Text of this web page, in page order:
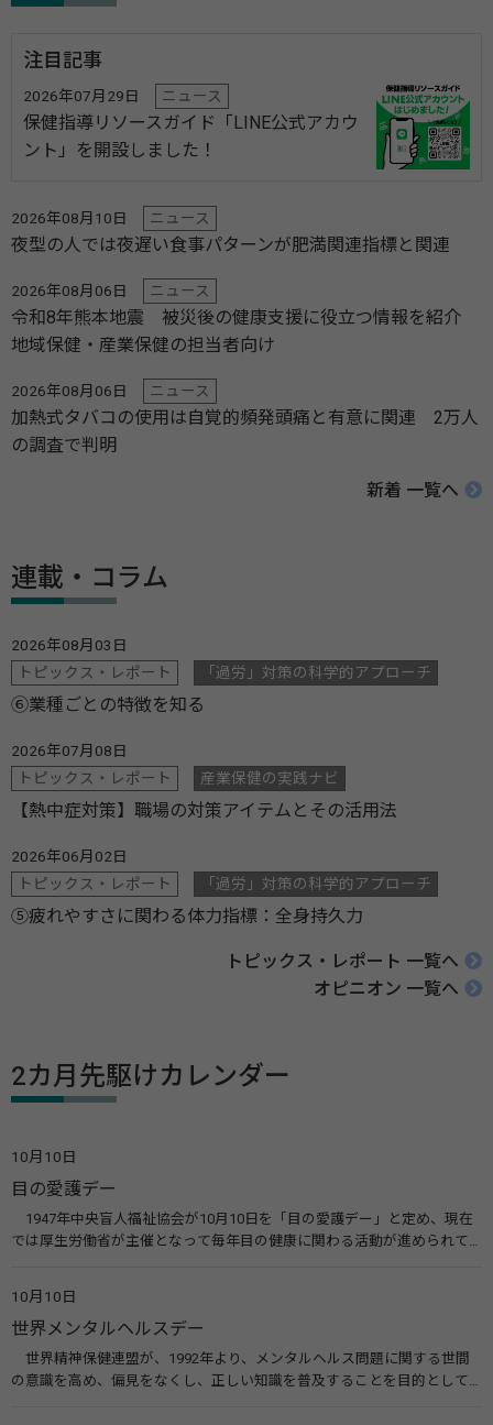
注目記事
2026年07月29日 ニュース
保健指導リソースガイド「LINE公式アカウ
ント」を開設しました！
2026年08月10日 ニュース
夜型の人では夜遅い食事パターンが肥満関連指標と関連
2026年08月06日 ニュース
令和8年熊本地震 被災後の健康支援に役立つ情報を紹介
地域保健・産業保健の担当者向け
2026年08月06日 ニュース
加熱式タバコの使用は自覚的頻発頭痛と有意に関連 2万人
の調査で判明
新着 一覧へ
連載・コラム
2026年08月03日
トピックス・レポート
「過労」対策の科学的アプローチ
⑥業種ごとの特徴を知る
2026年07月08日
トピックス・レポート
産業保健の実践ナビ
【熱中症対策】職場の対策アイテムとその活用法
2026年06月02日
トピックス・レポート
「過労」対策の科学的アプローチ
⑤疲れやすさに関わる体力指標：全身持久力
トピックス・レポート 一覧へ
オピニオン 一覧へ
2カ月先駆けカレンダー
10月10日
目の愛護デー
1947年中央盲人福祉協会が10月10日を「目の愛護デー」と定め、現在
では厚生労働省が主催となって毎年目の健康に関わる活動が進められて
会）
10月10日
世界メンタルヘルスデー
世界精神保健連盟が、1992年より、メンタルヘルス問題に関する世間
の意識を高め、偏見をなくし、正しい知識を普及することを目的として、